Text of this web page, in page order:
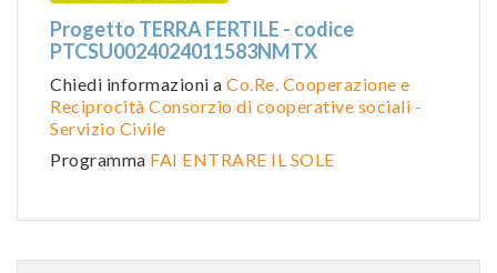
Progetto TERRA FERTILE - codice
PTCSU0024024011583NMTX
Chiedi informazioni a Co.Re. Cooperazione e
Reciprocità Consorzio di cooperative sociali -
Servizio Civile
Programma FAI ENTRARE IL SOLE